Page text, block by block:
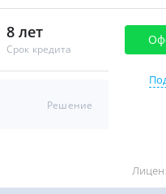
8 лет
Срок кредита
Решение